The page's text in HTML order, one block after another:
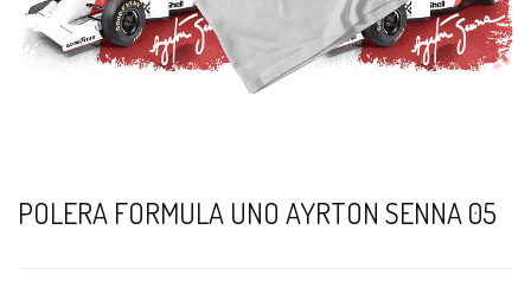
POLERA FORMULA UNO AYRTON SENNA 05